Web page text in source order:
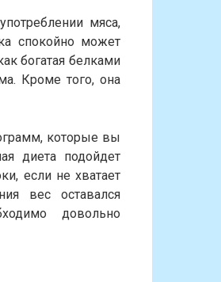
мяса,
спокойно может
богатая белками
Кроме того, она
которые вы
диета подойдет
если не хватает
вес оставался
довольно